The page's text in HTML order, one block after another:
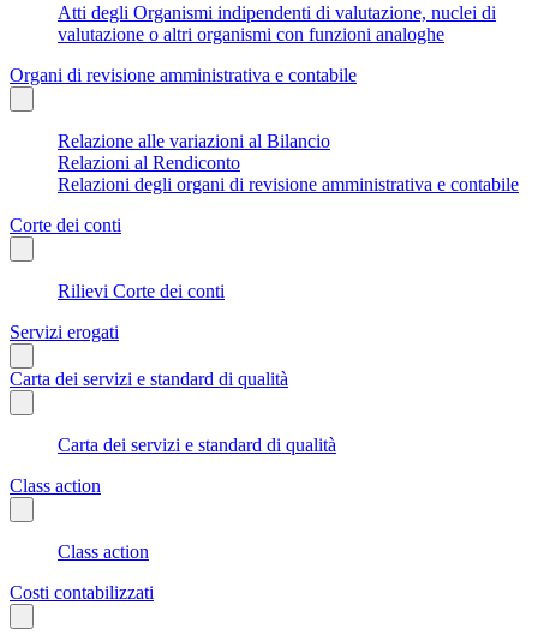
Atti degli Organismi indipendenti di valutazione, nuclei di
valutazione o altri organismi con funzioni analoghe
Organi di revisione amministrativa e contabile
Relazione alle variazioni al Bilancio
Relazioni al Rendiconto
Relazioni degli organi di revisione amministrativa e contabile
Corte dei conti
Rilievi Corte dei conti
Servizi erogati
Carta dei servizi e standard di qualità
Carta dei servizi e standard di qualità
Class action
Class action
Costi contabilizzati